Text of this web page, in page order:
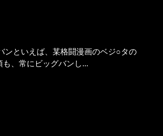
といえば、某格闘漫画のベジ○タの
も、常にビッグバンし...